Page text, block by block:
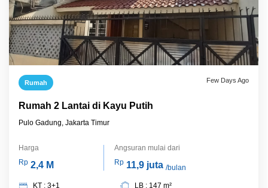
Rumah Few Days Ago
Rumah 2 Lantai di Kayu Putih
Pulo Gadung, Jakarta Timur
Harga
Rp 2,4 M
Angsuran mulai dari
Rp 11,9 juta /bulan
KT : 3+1
LB : 147 m²